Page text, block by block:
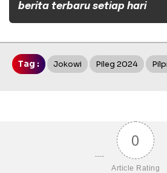
berita terbaru setiap hari
Tag : Jokowi Pileg 2024
0
Article Rating